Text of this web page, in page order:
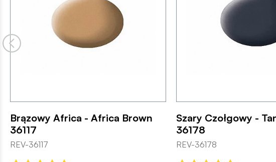
Brązowy Africa - Africa Brown
36117
REV-36117
Szary Czołgowy -
36178
REV-36178